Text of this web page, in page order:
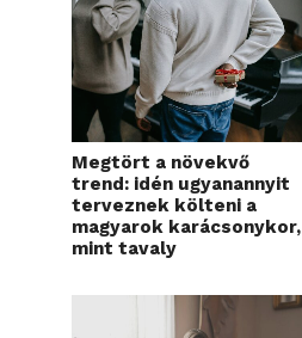
Megtört a növekvő
trend: idén ugyanannyit
terveznek költeni a
magyarok karácsonykor,
mint tavaly